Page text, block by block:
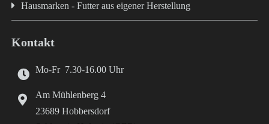
Hausmarken - Futter aus eigener Herstellung
Kontakt
Mo-Fr 7.30-16.00 Uhr
Am Mühlenberg 4
23689 Hobbersdorf